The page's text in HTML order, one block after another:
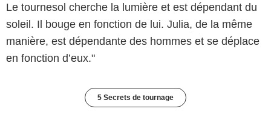
Le tournesol cherche la lumière et est dépendant du
soleil. Il bouge en fonction de lui. Julia, de la même
manière, est dépendante des hommes et se déplace
en fonction d’eux."
5 Secrets de tournage